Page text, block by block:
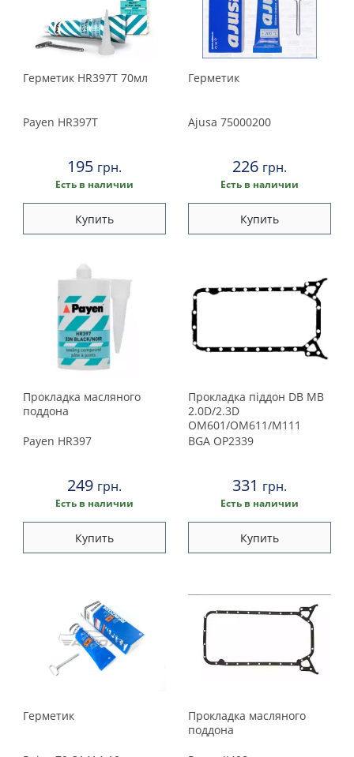
Герметик HR397T 70мл
Payen HR397T
195 грн.
Есть в наличии
Купить
Герметик
Ajusa 75000200
226 грн.
Есть в наличии
Купить
Прокладка масляного
поддона
Payen HR397
249 грн.
Есть в наличии
Купить
Прокладка піддон DB MB
2.0D/2.3D
OM601/OM611/M111
BGA OP2339
331 грн.
Есть в наличии
Купить
Герметик
Прокладка масляного
поддона